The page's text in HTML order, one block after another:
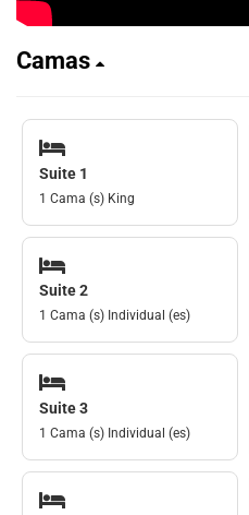
Camas
Suite 1
1 Cama (s) King
Suite 2
1 Cama (s) Individual (es)
Suite 3
1 Cama (s) Individual (es)